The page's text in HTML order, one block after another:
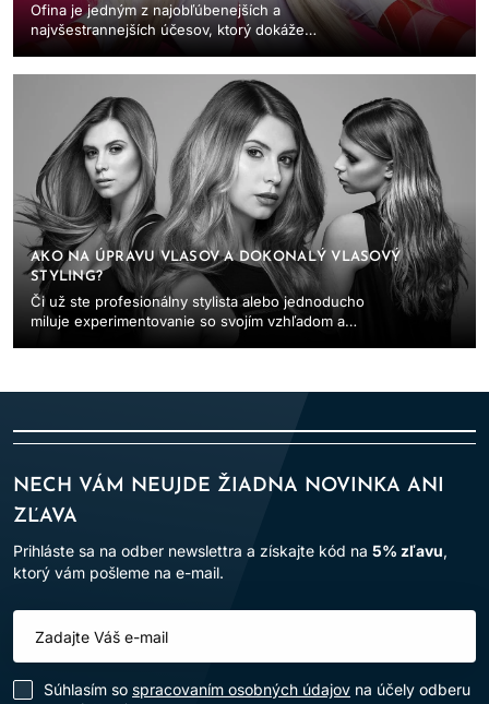
Ofina je jedným z najobľúbenejších a
najvšestrannejších účesov, ktorý dokáže
AKO NA ÚPRAVU VLASOV A DOKONALÝ VLASOVÝ
STYLING?
Či už ste profesionálny stylista alebo jednoducho
miluje experimentovanie so svojím vzhľadom a
NECH VÁM NEUJDE ŽIADNA NOVINKA ANI
ZĽAVA
Prihláste sa na odber newslettra a získajte kód na 5% zľavu,
ktorý vám pošleme na e-mail.
Súhlasím so spracovaním osobných údajov na účely odberu